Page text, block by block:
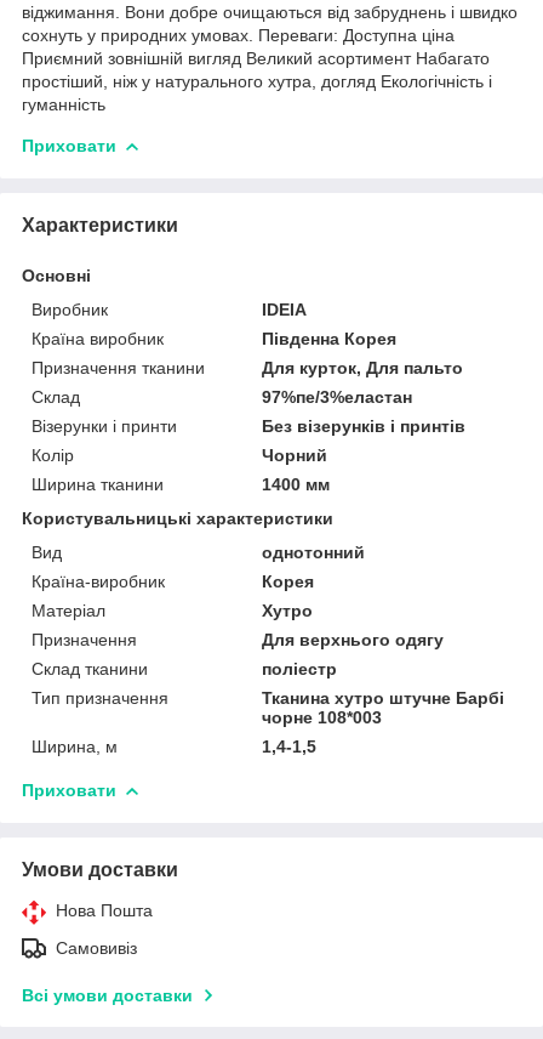
віджимання. Вони добре очищаються від забруднень і швидко
сохнуть у природних умовах. Переваги: Доступна ціна
Приємний зовнішній вигляд Великий асортимент Набагато
простіший, ніж у натурального хутра, догляд Екологічність і
гуманність
Приховати
Характеристики
Основні
Виробник
IDEIA
Країна виробник
Південна Корея
Призначення тканини
Для курток, Для пальто
Склад
97%пе/3%еластан
Візерунки і принти
Без візерунків і принтів
Колір
Чорний
Ширина тканини
1400 мм
Користувальницькі характеристики
Вид
однотонний
Країна-виробник
Корея
Матеріал
Хутро
Призначення
Для верхнього одягу
Склад тканини
поліестр
Тип призначення
Тканина хутро штучне Барбі
чорне 108*003
Ширина, м
1,4-1,5
Приховати
Умови доставки
Нова Пошта
Самовивіз
Всі умови доставки